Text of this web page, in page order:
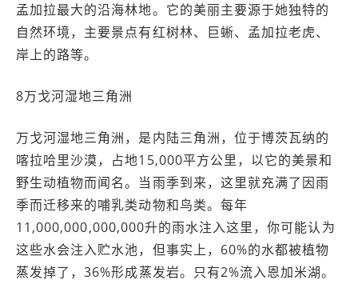
孟加拉最大的沿海林地。它的美丽主要源于她独特的
自然环境，主要景点有红树林、巨蜥、孟加拉老虎、
岸上的路等。
8万戈河湿地三角洲
万戈河湿地三角洲，是内陆三角洲，位于博茨瓦纳的
喀拉哈里沙漠，占地15,000平方公里，以它的美景和
野生动植物而闻名。当雨季到来，这里就充满了因雨
季而迁移来的哺乳类动物和鸟类。每年
11,000,000,000,000升的雨水注入这里，你可能认为
这些水会注入贮水池，但事实上，60%的水都被植物
蒸发掉了，36%形成蒸发岩。只有2%流入恩加米湖。